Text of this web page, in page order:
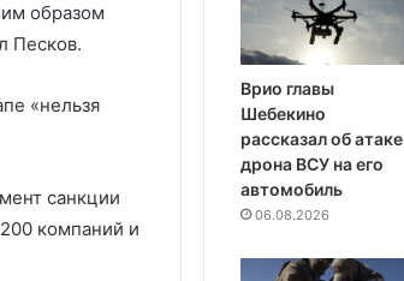
образом
Песков.
«нельзя
санкции
компаний и
Врио главы
Шебекино
рассказал об атаке
дрона ВСУ на его
автомобиль
06.08.2026